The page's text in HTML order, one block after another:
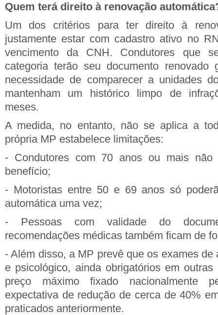
Quem terá direito à renovação
Um dos critérios para ter direito à
justamente estar com cadastro ativo no
vencimento da CNH. Condutores que
categoria terão seu documento renovado
necessidade de comparecer a unidades
mantenham um histórico limpo de
meses.
A medida, no entanto, não se aplica a
própria MP estabelece limitações:
- Condutores com 70 anos ou mais não
benefício;
- Motoristas entre 50 e 69 anos só
automática uma vez;
- Pessoas com validade do
recomendações médicas também ficam de
- Além disso, a MP prevê que os exames
e psicológico, ainda obrigatórios em outras
preço máximo fixado nacionalmente
expectativa de redução de cerca de 40%
praticados anteriormente.